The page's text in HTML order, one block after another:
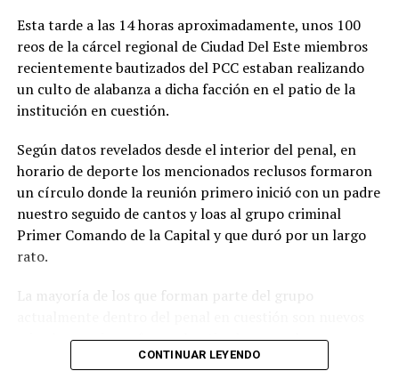
Cambios Yrendague y Darío Messer, pero en realidad no
existió dicha operación de cambios. Según concluye una
investigación de la CBI.
El nuevo equipo de trabajo que conformó el fiscal
investigar las causas relacionadas con el lavado de
dinero y otros delitos financieros imputados a Messer y
sus colaboradores, y se espera que puedan esclarecer los
hechos relacionados con la estructura de lavado de
dinero transnacional y avanzar en la investigación de las
casas de cambio involucradas.
Las causas relacionadas con Messer son: la causa penal
N.º 7510/2021 y la causa penal N.° 5/2022, todas
Esta tarde a las 14 horas aproximadamente, unos 100
reos de la cárcel regional de Ciudad Del Este miembros
recientemente bautizados del PCC estaban realizando
un culto de alabanza a dicha facción en el patio de la
institución en cuestión.
Según datos revelados desde el interior del penal, en
horario de deporte los mencionados reclusos formaron
un círculo donde la reunión primero inició con un padre
nuestro seguido de cantos y loas al grupo criminal
Primer Comando de la Capital y que duró por un largo
rato.
La mayoría de los que forman parte del grupo
miembros quienes fueron bautizados ya en la
Correccional no hace mucho.
CONTINUAR LEYENDO